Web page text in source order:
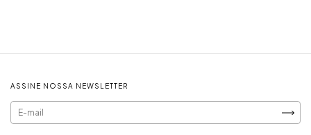
ASSINE NOSSA NEWSLETTER